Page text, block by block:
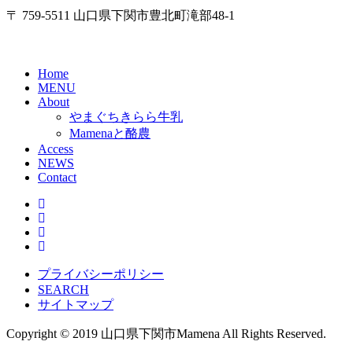
〒 759-5511 山口県下関市豊北町滝部48-1
Home
MENU
About
やまぐちきらら牛乳
Mamenaと酪農
Access
NEWS
Contact
プライバシーポリシー
SEARCH
サイトマップ
Copyright © 2019 山口県下関市Mamena All Rights Reserved.